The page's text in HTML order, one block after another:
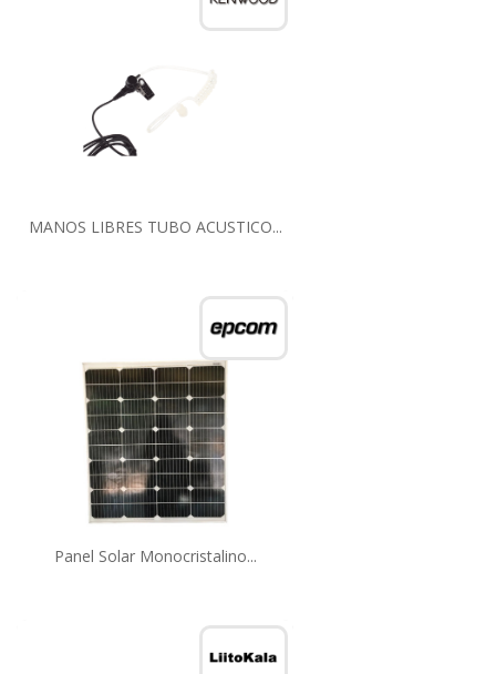
MANOS LIBRES TUBO ACUSTICO...
Panel Solar Monocristalino...